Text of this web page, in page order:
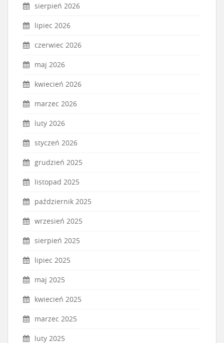
sierpień 2026
lipiec 2026
czerwiec 2026
maj 2026
kwiecień 2026
marzec 2026
luty 2026
styczeń 2026
grudzień 2025
listopad 2025
październik 2025
wrzesień 2025
sierpień 2025
lipiec 2025
maj 2025
kwiecień 2025
marzec 2025
luty 2025